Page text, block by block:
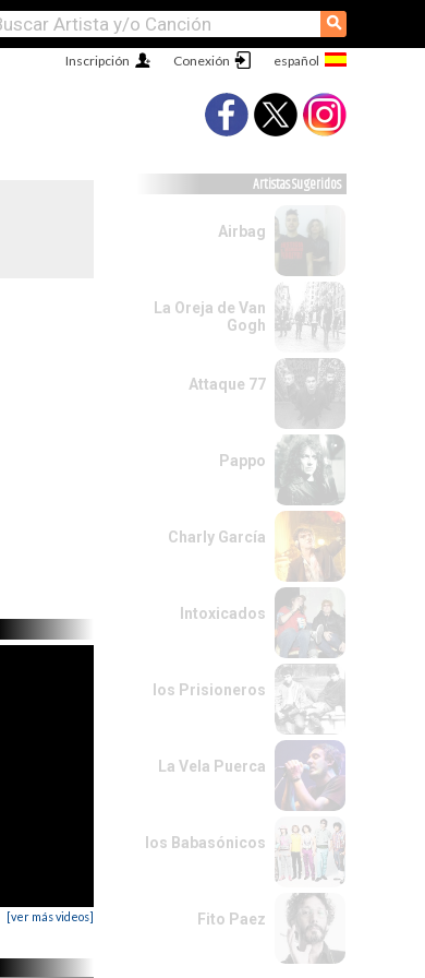
⚲
Conexión
Inscripción
[ver más videos]
Artistas Sugeridos
Airbag
La Oreja de Van
Gogh
Attaque 77
Pappo
Charly García
Intoxicados
los Prisioneros
La Vela Puerca
los Babasónicos
Fito Paez